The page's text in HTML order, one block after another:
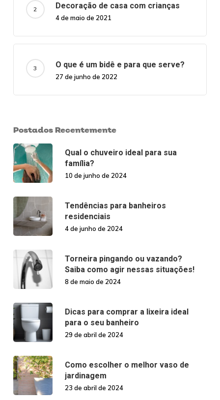
Decoração de casa com crianças
4 de maio de 2021
O que é um bidê e para que serve?
27 de junho de 2022
Postados Recentemente
Qual o chuveiro ideal para sua
família?
10 de junho de 2024
Tendências para banheiros
residenciais
4 de junho de 2024
Torneira pingando ou vazando?
Saiba como agir nessas situações!
8 de maio de 2024
Dicas para comprar a lixeira ideal
para o seu banheiro
29 de abril de 2024
Como escolher o melhor vaso de
jardinagem
23 de abril de 2024